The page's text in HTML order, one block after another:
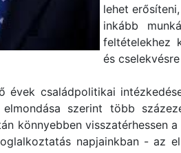
lehet
inkább
feltételekhez
és
évek családpolitikai
szerint több
könnyebben visszatérhessen
napjainkban - az